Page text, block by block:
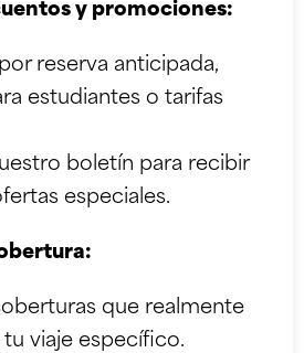
y promociones:
reserva anticipada,
estudiantes o tarifas
boletín para recibir
especiales.
que realmente
viaje específico.